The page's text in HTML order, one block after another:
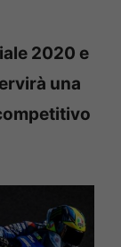
2020 e
una